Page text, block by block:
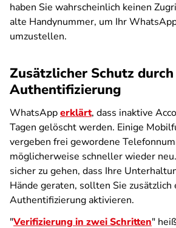
haben Sie wahrscheinlich keinen
alte Handynummer, um Ihr
umzustellen.
Zusätzlicher Schutz
Authentifizierung
WhatsApperklärt, dass inaktive
Tagen gelöscht werden. Einige
vergeben frei gewordene
möglicherweise schneller wieder
sicher zu gehen, dass Ihre
Hände geraten, sollten Sie
Authentifizierung aktivieren.
"Verifizierung in zwei Schritten"